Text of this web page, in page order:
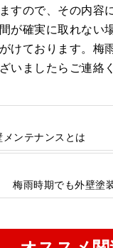
すので、その内
が確実に取れな
けております。
ましたらご連絡く
ンテナンスとは
梅雨時期でも外壁塗